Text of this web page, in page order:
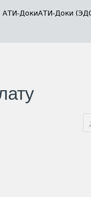
АТИ-ДокиАТИ-Доки